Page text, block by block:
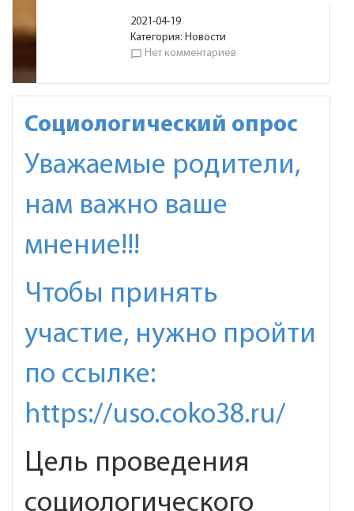
2021-04-19
Категория: Новости
chat_bubble_outline Нет комментариев
Социологический опрос
Уважаемые родители,
нам важно ваше
мнение!!!
Чтобы принять
участие, нужно пройти
по ссылке:
https://uso.coko38.ru/
Цель проведения
социологического